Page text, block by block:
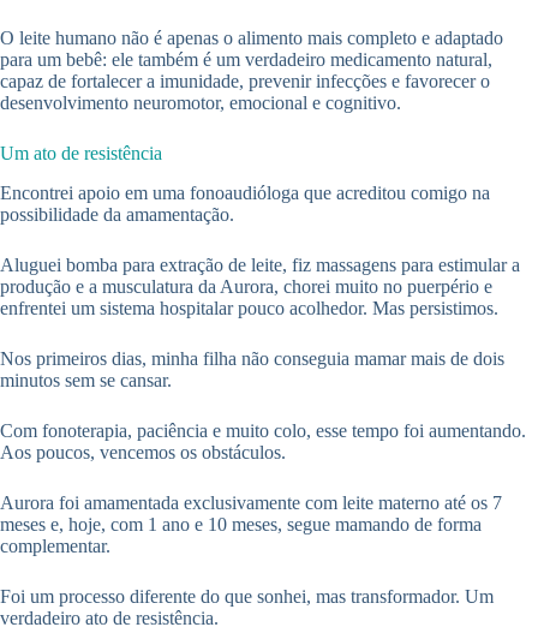
O leite humano não é apenas o alimento mais completo e adaptado
para um bebê: ele também é um verdadeiro medicamento natural,
capaz de fortalecer a imunidade, prevenir infecções e favorecer o
desenvolvimento neuromotor, emocional e cognitivo.
Um ato de resistência
Encontrei apoio em uma fonoaudióloga que acreditou comigo na
possibilidade da amamentação.
Aluguei bomba para extração de leite, fiz massagens para estimular a
produção e a musculatura da Aurora, chorei muito no puerpério e
enfrentei um sistema hospitalar pouco acolhedor. Mas persistimos.
Nos primeiros dias, minha filha não conseguia mamar mais de dois
minutos sem se cansar.
Com fonoterapia, paciência e muito colo, esse tempo foi aumentando.
Aos poucos, vencemos os obstáculos.
Aurora foi amamentada exclusivamente com leite materno até os 7
meses e, hoje, com 1 ano e 10 meses, segue mamando de forma
complementar.
Foi um processo diferente do que sonhei, mas transformador. Um
verdadeiro ato de resistência.